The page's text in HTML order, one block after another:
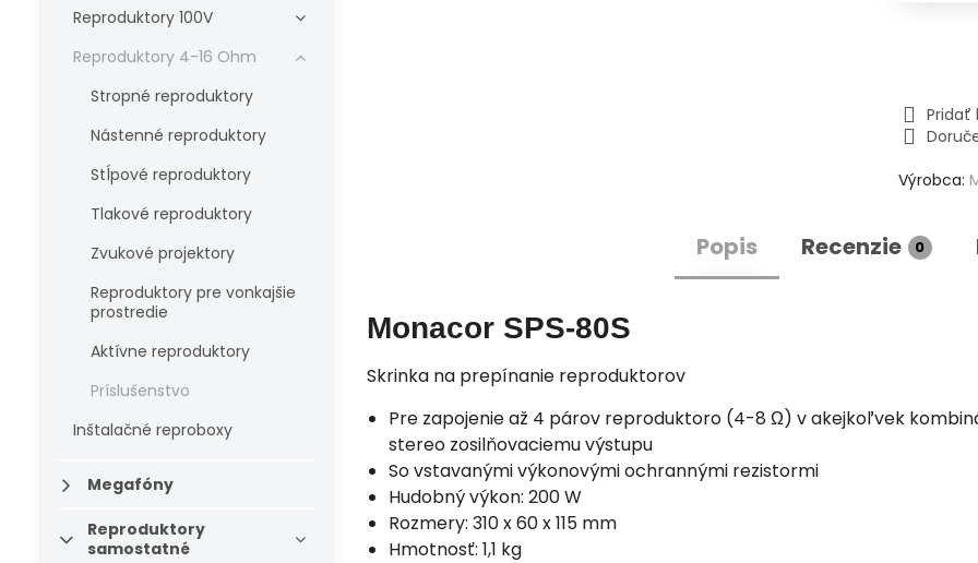
Pridať
Výrobca:
Popis Recenzie 0
Monacor SPS-80S
Skrinka na prepínanie reproduktorov
Pre zapojenie až 4 párov reproduktoro (4-8 Ω) v akejkoľvek
stereo zosilňovaciemu výstupu
So vstavanými výkonovými ochrannými rezistormi
Hudobný výkon: 200 W
Rozmery: 310 x 60 x 115 mm
Hmotnosť: 1,1 kg
Reproduktory 100V
Reproduktory 4-16 Ohm
Stropné reproduktory
Nástenné reproduktory
Stĺpové reproduktory
Tlakové reproduktory
Zvukové projektory
Reproduktory pre vonkajšie
prostredie
Aktívne reproduktory
Príslušenstvo
Inštalačné reproboxy
Megafóny
Reproduktory
samostatné